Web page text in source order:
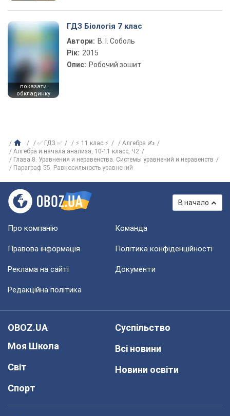
показати
обкладинку
ГДЗ Біологія 7 клас
Автори: В. І. Соболь
Рік: 2015
Опис: Робочий зошит
✅ ГДЗ ✅ ⚡ 11 клас ⚡
Алгебра ✍
Алгебра и начала анализа, 10-11 класс, Ч2
Глава 8. Уравнения и неравенства. Системы уравнений и неравенств
Параграф 55. Равносильность уравнений
В начало
Про компанію Команда
Правова інформація Політика конфіденційності
Реклама на сайті Документи
Редакційна політика
OBOZ.UA
Моя Школа
Світ
Спорт
Суспільство
Всі новини
Новини освіти